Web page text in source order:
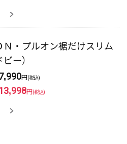
Ｎ・プルオン裾だけスリム
ー）
円(税込)
円(税込)